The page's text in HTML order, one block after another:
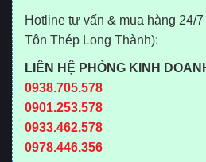
Hotline tư vấn & mua hàng 24/
Tôn Thép Long Thành):
LIÊN HỆ PHÒNG KINH
0938.705.578
0901.253.578
0933.462.578
0978.446.356